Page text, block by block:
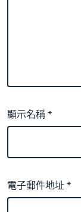
顯示名稱*
電子郵件地址*